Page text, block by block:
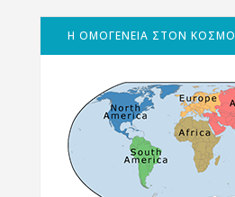
Η ΟΜΟΓΕΝΕΙΑ ΣΤΟΝ ΚΟΣΜΟ